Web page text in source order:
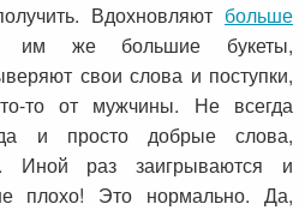
Вдохновляют больше
им же большие букеты,
свои слова и поступки,
то от мужчины. Не всегда
и просто добрые слова,
Иной раз заигрываются и
плохо! Это нормально. Да,